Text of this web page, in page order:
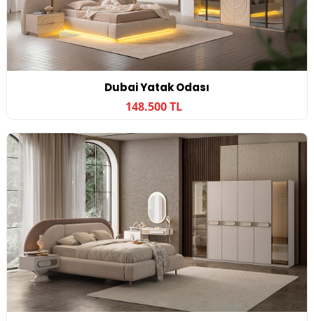
Dubai Yatak Odası
148.500 TL